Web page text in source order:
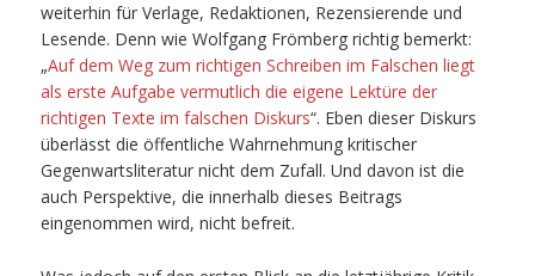
weiterhin für Verlage, Redaktionen, Rezensierende und
Lesende. Denn wie Wolfgang Frömberg richtig bemerkt:
„Auf dem Weg zum richtigen Schreiben im Falschen liegt
als erste Aufgabe vermutlich die eigene Lektüre der
richtigen Texte im falschen Diskurs“. Eben dieser Diskurs
überlässt die öffentliche Wahrnehmung kritischer
Gegenwartsliteratur nicht dem Zufall. Und davon ist die
auch Perspektive, die innerhalb dieses Beitrags
eingenommen wird, nicht befreit.